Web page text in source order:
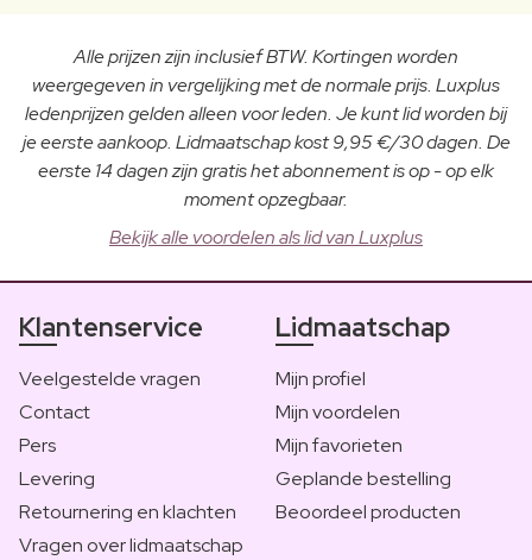
Alle prijzen zijn inclusief BTW. Kortingen worden
weergegeven in vergelijking met de normale prijs. Luxplus
ledenprijzen gelden alleen voor leden. Je kunt lid worden bij
je eerste aankoop. Lidmaatschap kost 9,95 €/30 dagen. De
eerste 14 dagen zijn gratis het abonnement is op - op elk
moment opzegbaar.
Bekijk alle voordelen als lid van Luxplus
Klantenservice
Veelgestelde vragen
Contact
Pers
Levering
Retournering en klachten
Vragen over lidmaatschap
Lidmaatschap
Mijn profiel
Mijn voordelen
Mijn favorieten
Geplande bestelling
Beoordeel producten